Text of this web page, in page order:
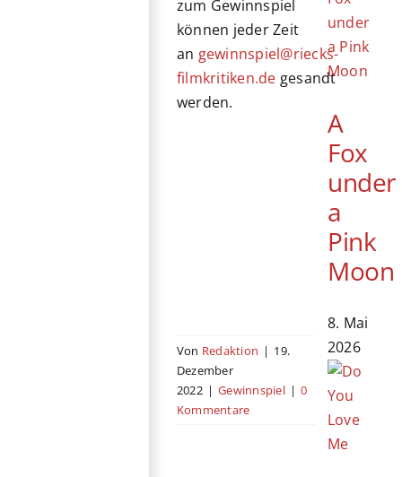
zum Gewinnspiel
können jeder Zeit
an gewinnspiel@riecks-
filmkritiken.de gesandt
werden.
Von Redaktion | 19.
Dezember
2022 | Gewinnspiel | 0
Kommentare
A
Fox
under
a
Pink
Moon
8. Mai
2026